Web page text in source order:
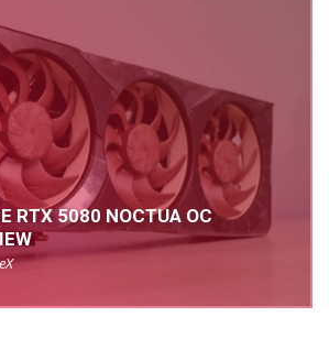
RTX 5080 NOCTUA OC